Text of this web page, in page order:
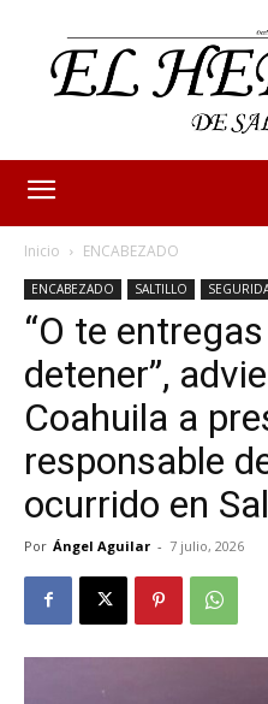
Inicio ENCABEZADO
ENCABEZADO SALTILLO
“O te
detener”,
Coahuila a
responsable
ocurrido en
Por Ángel Aguilar - 7 julio, 2026